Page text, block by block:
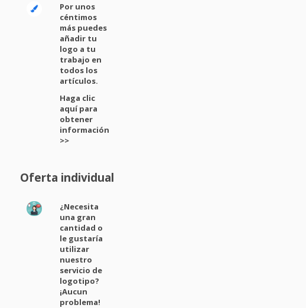
Por unos
céntimos
más puedes
añadir tu
logo a tu
trabajo en
todos los
artículos.
Haga clic
aquí para
obtener
información
>>
Oferta individual
¿Necesita
una gran
cantidad o
le gustaría
utilizar
nuestro
servicio de
logotipo?
¡Aucun
problema!